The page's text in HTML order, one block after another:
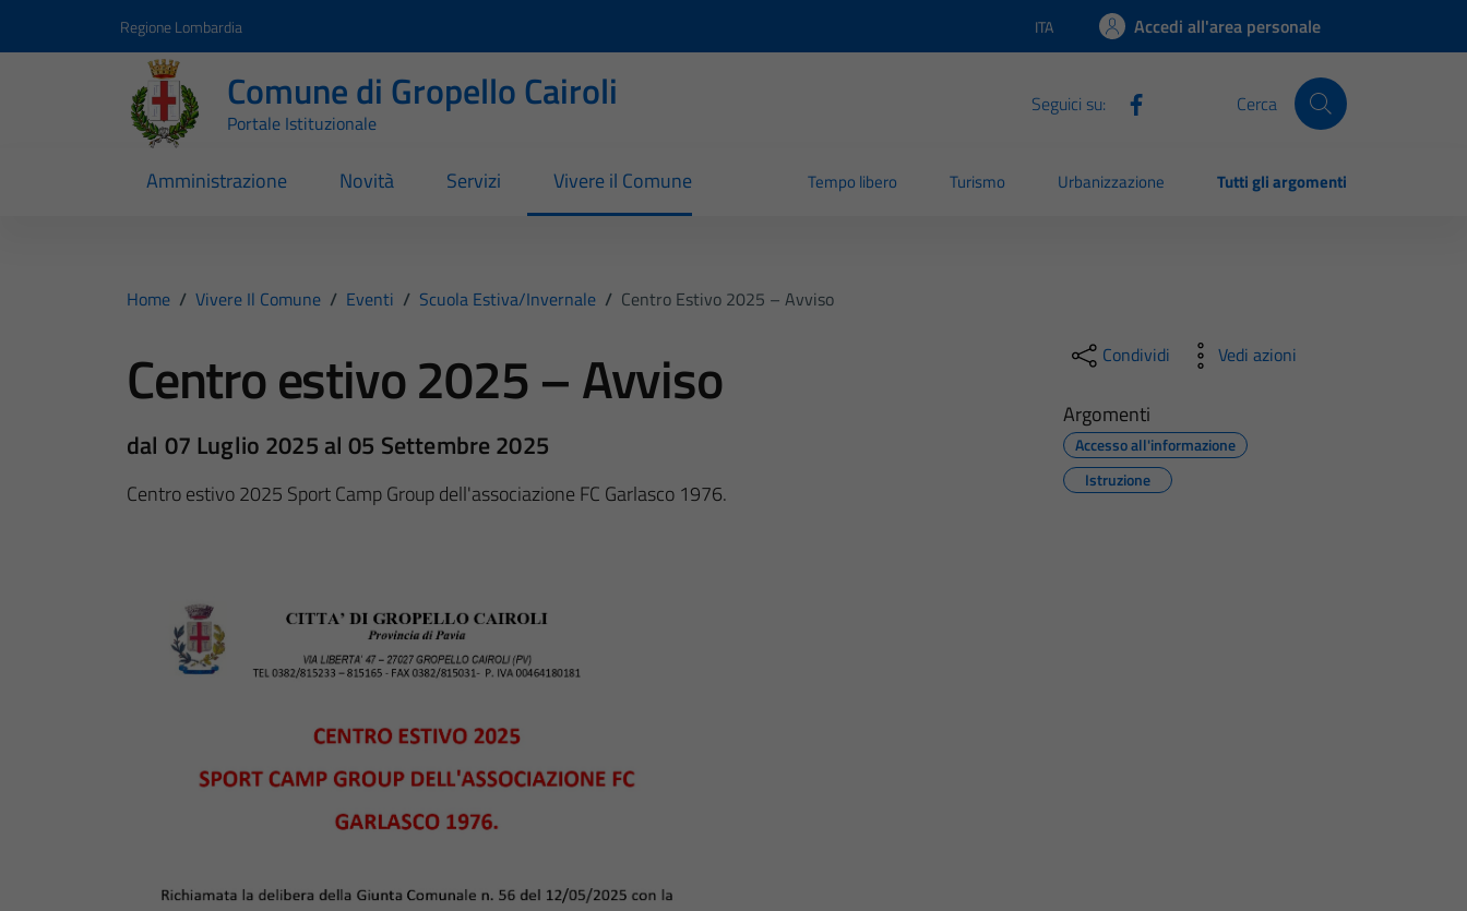
Regione Lombardia Lingua attiva:
ITA Accedi all'area personale
Comune di Gropello Cairoli
Portale Istituzionale
Seguici su: Cerca
Amministrazione Novità Servizi Vivere il Comune Tempo libero Turismo Urbanizzazione Tutti gli argomenti
Home / Vivere Il Comune / Eventi / Scuola Estiva/invernale / Centro Estivo 2025 – Avviso
Centro estivo 2025 – Avviso
dal 07 Luglio 2025 al 05 Settembre 2025
Centro estivo 2025 Sport Camp Group dell'associazione FC Garlasco 1976.
Condividi Vedi azioni
Argomenti
Accesso all'informazione
Istruzione